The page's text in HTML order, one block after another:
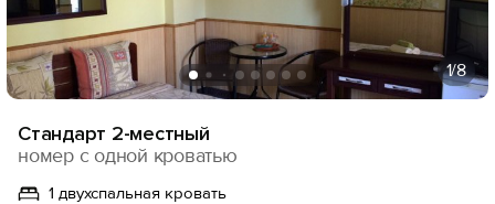
1/8
Стандарт 2-местный
номер с одной кроватью
1 двухспальная кровать